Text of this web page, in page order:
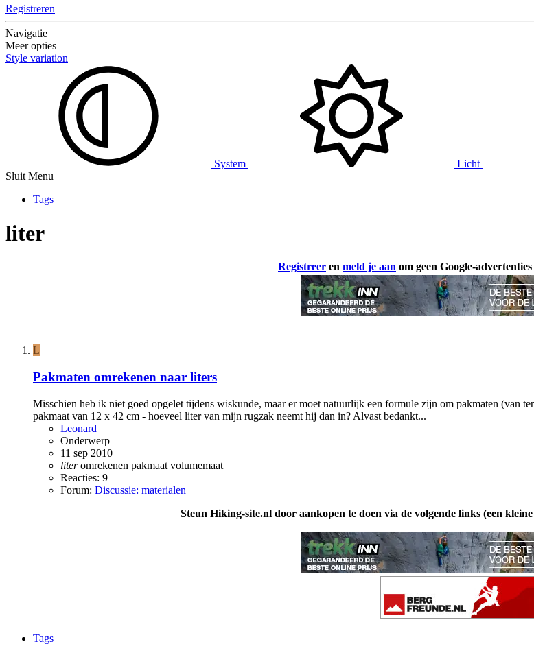
Registreren
Navigatie
Meer opties
Style variation
System Licht
Sluit Menu
Tags
liter
Registreer en meld je aan om geen Google-
L
Pakmaten omrekenen naar liters
Misschien heb ik niet goed opgelet tijdens wiskunde, maar er moet natuurlijk een formule zijn om pakmaten (van
pakmaat van 12 x 42 cm - hoeveel liter van mijn rugzak neemt hij dan in? Alvast bedankt...
Leonard
Onderwerp
11 sep 2010
liter omrekenen pakmaat volumemaat
Reacties: 9
Forum: Discussie: materialen
Steun Hiking-site.nl door aankopen te doen via de volgende links (een
Tags